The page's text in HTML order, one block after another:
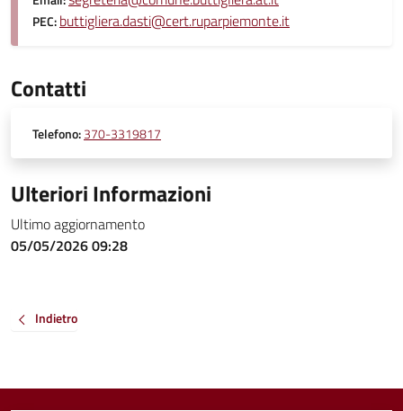
PEC:buttigliera.dasti@cert.ruparpiemonte.it
Contatti
Telefono:370-3319817
Ulteriori Informazioni
Ultimo aggiornamento
05/05/2026 09:28
Indietro